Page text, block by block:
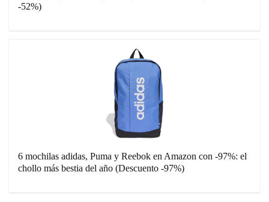
-52%)
6 mochilas adidas, Puma y Reebok en Amazon con -97%: el
chollo más bestia del año (Descuento -97%)